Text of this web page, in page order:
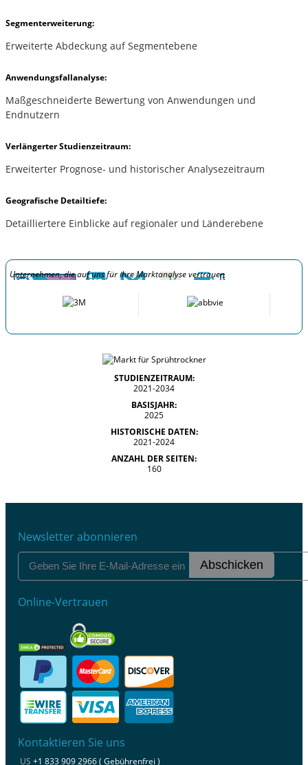
Segmenterweiterung:
Erweiterte Abdeckung auf Segmentebene
Anwendungsfallanalyse:
Maßgeschneiderte Bewertung von Anwendungen und
Endnutzern
Verlängerter Studienzeitraum:
Erweiterter Prognose- und historischer Analysezeitraum
Geografische Detailtiefe:
Detailliertere Einblicke auf regionaler und Länderebene
Unternehmen, die auf uns für ihre Marktanalyse vertrauen
STUDIENZEITRAUM:
2021-2034
BASISJAHR:
2025
HISTORISCHE DATEN:
2021-2024
ANZAHL DER SEITEN:
160
Newsletter abonnieren
Abschicken
Online-Vertrauen
Kontaktieren Sie uns
US +1 833 909 2966 ( Gebührenfrei )